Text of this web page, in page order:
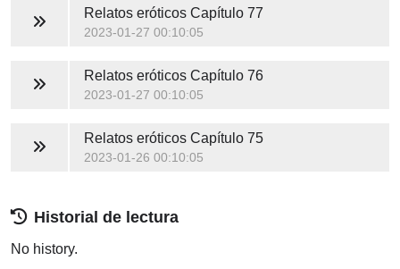
Relatos eróticosCapítulo 77
2023-01-27 00:10:05
Relatos eróticosCapítulo 76
2023-01-27 00:10:05
Relatos eróticosCapítulo 75
2023-01-26 00:10:05
Historial de lectura
No history.